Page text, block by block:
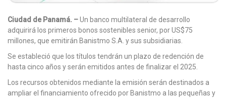
Ciudad de Panamá. –Un banco multilateral de desarrollo
adquirirá los primeros bonos sostenibles senior, por US$75
millones, que emitirán Banistmo S.A. y sus subsidiarias.
Se estableció que los títulos tendrán un plazo de redención de
hasta cinco años y serán emitidos antes de finalizar el 2025.
Los recursos obtenidos mediante la emisión serán destinados a
ampliar el financiamiento ofrecido por Banistmo a las pequeñas y